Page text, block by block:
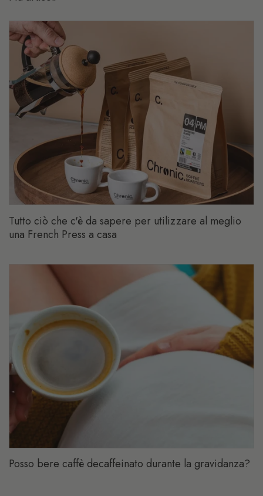
Tutto ciò che c'è da sapere per utilizzare al meglio
una French Press a casa
Posso bere caffè decaffeinato durante la gravidanza?